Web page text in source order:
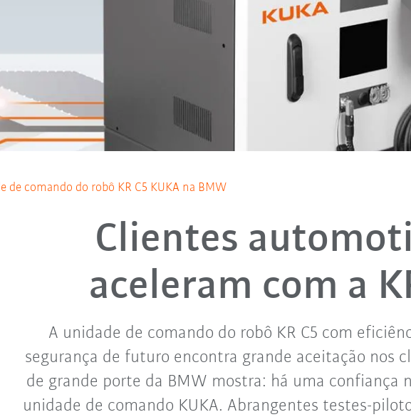
de comando do robô KR C5 KUKA na BMW
Clientes
aceleram com a
A unidade de comando do robô KR C5 com
segurança de futuro encontra grande aceitação nos
de grande porte da BMW mostra: há uma confiança
unidade de comando KUKA. Abrangentes testes-